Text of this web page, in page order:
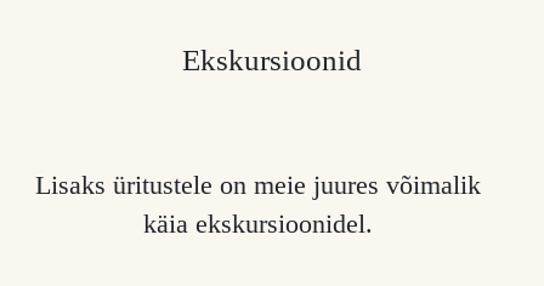
Ekskursioonid
Lisaks üritustele on meie juures võimalik
käia ekskursioonidel.